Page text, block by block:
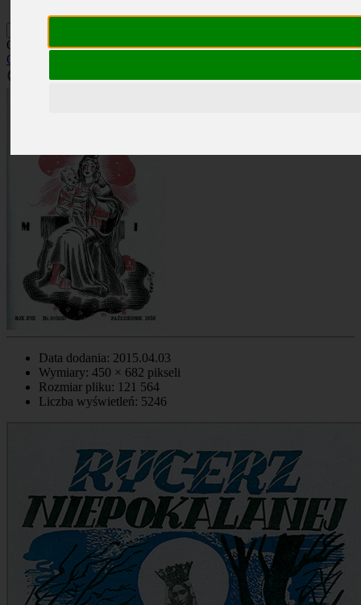
Okładka: RN 10/1938
Okładki
Data dodania: 2015.04.03
Wymiary: 450 × 682 pikseli
Rozmiar pliku: 121 564
Liczba wyświetleń: 5246